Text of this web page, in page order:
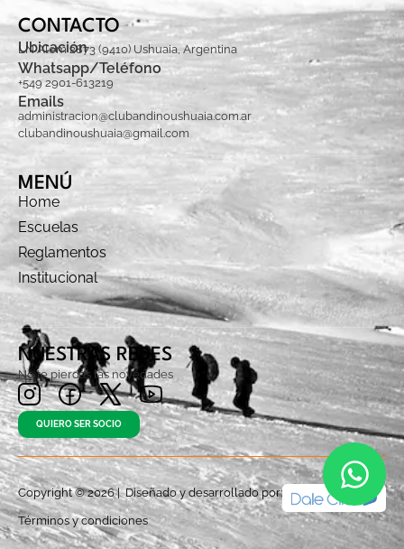
CONTACTO
Ubicación
LN Alem 2873 (9410) Ushuaia, Argentina
Whatsapp/Teléfono
+549 2901-613219
Emails
administracion@clubandinoushuaia.com.ar
clubandinoushuaia@gmail.com
MENÚ
Home
Escuelas
Reglamentos
Institucional
NUESTRAS REDES
No te pierdas las novedades
QUIERO SER SOCIO
Copyright © 2026 | Diseñado y desarrollado por:
Términos y condiciones